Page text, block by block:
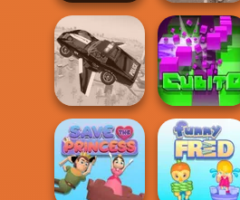
Goalkeeper Wiz
Apex Football
Battle
Flying Police Car Cubito